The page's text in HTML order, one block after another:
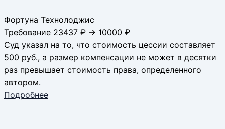
Фортуна Технолоджис
Требование 23437 ₽ → 10000 ₽
Суд указал на то, что стоимость цессии составляет
500 руб., а размер компенсации не может в десятки
раз превышает стоимость права, определенного
автором.
Подробнее